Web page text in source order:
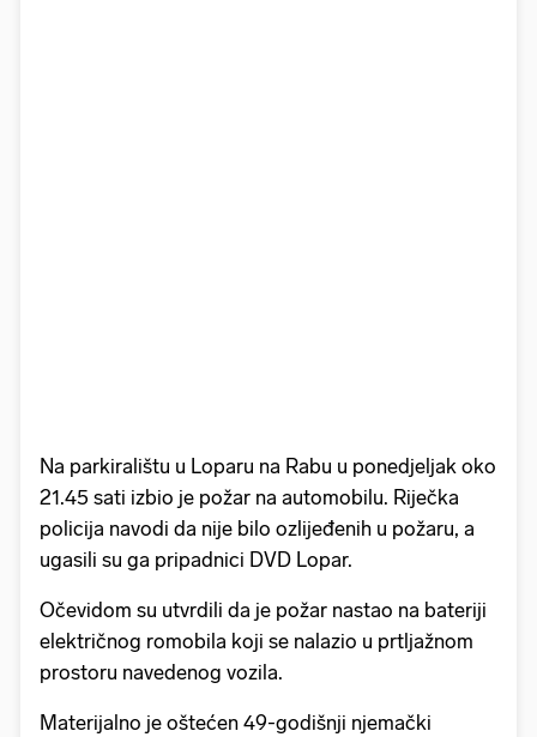
Na parkiralištu u Loparu na Rabu u ponedjeljak oko
21.45 sati izbio je požar na automobilu. Riječka
policija navodi da nije bilo ozlijeđenih u požaru, a
ugasili su ga pripadnici DVD Lopar.
Očevidom su utvrdili da je požar nastao na bateriji
električnog romobila koji se nalazio u prtljažnom
prostoru navedenog vozila.
Materijalno je oštećen 49-godišnji njemački